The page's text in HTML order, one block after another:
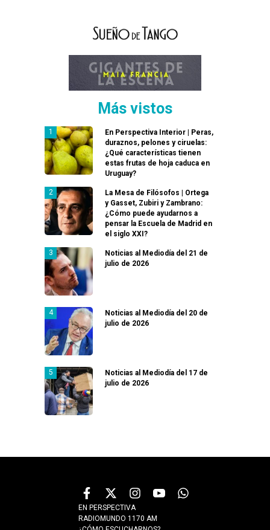
Más vistos
En Perspectiva Interior | Peras,
duraznos, pelones y ciruelas:
¿Qué características tienen
estas frutas de hoja caduca en
Uruguay?
La Mesa de Filósofos | Ortega
y Gasset, Zubiri y Zambrano:
¿Cómo puede ayudarnos a
pensar la Escuela de Madrid en
el siglo XXI?
Noticias al Mediodía del 21 de
julio de 2026
Noticias al Mediodía del 20 de
julio de 2026
Noticias al Mediodía del 17 de
julio de 2026
EN PERSPECTIVA
RADIOMUNDO 1170 AM